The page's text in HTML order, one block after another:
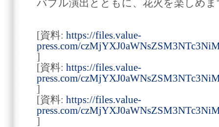
バブル演出とともに、花火を楽しめま
[資料: https://files.value-
press.com/
]
[資料: https://files.value-
press.com/
]
[資料: https://files.value-
press.com/
]